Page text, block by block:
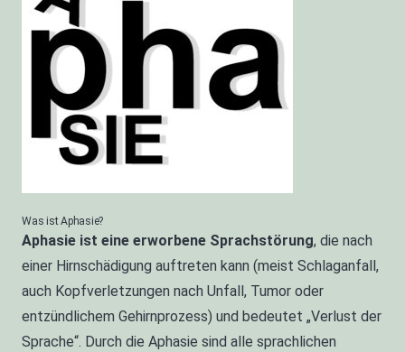
Was ist Aphasie?
Aphasie ist eine erworbene Sprachstörung, die nach
einer Hirnschädigung auftreten kann (meist Schlaganfall,
auch Kopfverletzungen nach Unfall, Tumor oder
entzündlichem Gehirnprozess) und bedeutet „Verlust der
Sprache“. Durch die Aphasie sind alle sprachlichen